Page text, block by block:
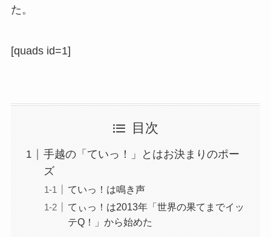
た。
[quads id=1]
目次
手越の「ていっ！」とはお決まりのポー
ズ
ていっ！は鳴き声
てぃっ！は2013年「世界の果てまでイッ
テQ！」から始めた